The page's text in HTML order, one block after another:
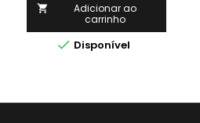

Adicionar ao
carrinho
 Disponível